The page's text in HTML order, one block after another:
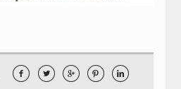
    